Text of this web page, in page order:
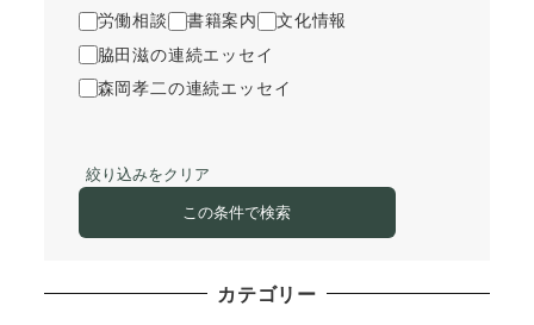
労働相談
書籍案内
文化情報
脇田滋の連続エッセイ
森岡孝二の連続エッセイ
絞り込みをクリア
この条件で検索
カテゴリー